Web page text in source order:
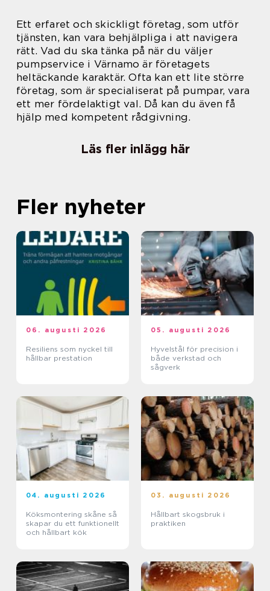
Ett erfaret och skickligt företag, som utför
tjänsten, kan vara behjälpliga i att navigera
rätt. Vad du ska tänka på när du väljer
pumpservice i Värnamo är företagets
heltäckande karaktär. Ofta kan ett lite större
företag, som är specialiserat på pumpar, vara
ett mer fördelaktigt val. Då kan du även få
hjälp med kompetent rådgivning.
Läs fler inlägg här
Fler nyheter
06. augusti 2026
Resiliens som nyckel till
hållbar prestation
05. augusti 2026
Hyvelstål för precision i
både verkstad och
sågverk
04. augusti 2026
Köksmontering skåne så
skapar du ett funktionellt
och hållbart kök
03. augusti 2026
Hållbart skogsbruk i
praktiken